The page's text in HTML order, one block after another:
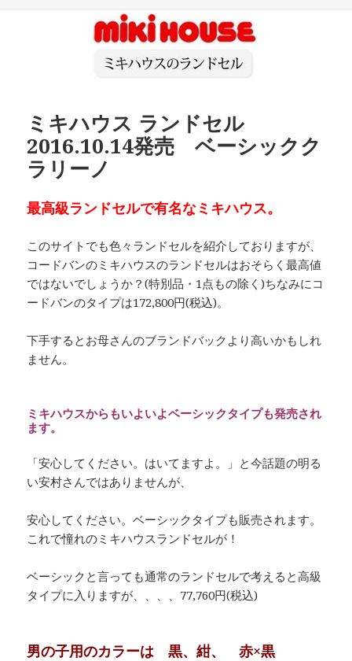
ー
ミキハウス ランドセル
2016.10.14発売 ベーシックク
ラリーノ
最高級ランドセルで有名なミキハウス。
このサイトでも色々ランドセルを紹介しておりますが、
コードバンのミキハウスのランドセルはおそらく最高値
ではないでしょうか？(特別品・1点もの除く)ちなみにコ
ードバンのタイプは172,800円(税込)。
下手するとお母さんのブランドバックより高いかもしれ
ません。
ミキハウスからもいよいよベーシックタイプも発売され
ます。
「安心してください。はいてますよ。」と今話題の明る
い安村さんではありませんが、
安心してください。ベーシックタイプも販売されます。
これで憧れのミキハウスランドセルが！
ベーシックと言っても通常のランドセルで考えると高級
タイプに入りますが、、、、77,760円(税込)
男の子用のカラーは 黒、紺、 赤×黒